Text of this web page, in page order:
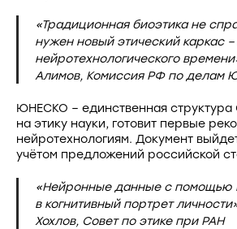
«Традиционная биоэтика не
нужен новый этический каркас
нейротехнологического
Алимов, Комиссия РФ по делам
ЮНЕСКО – единственная
на этику науки, готовит первые
нейротехнологиям. Документ
учётом предложений российской
«Нейронные данные с
в когнитивный портрет
Хохлов, Совет по этике при РАН